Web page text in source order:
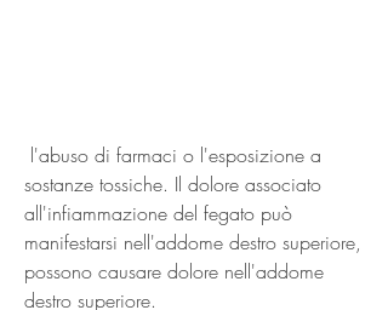
sostanze tossiche. Il dolore associato
all'infiammazione del fegato può
manifestarsi nell'addome destro superiore,
possono causare dolore nell'addome
destro superiore.